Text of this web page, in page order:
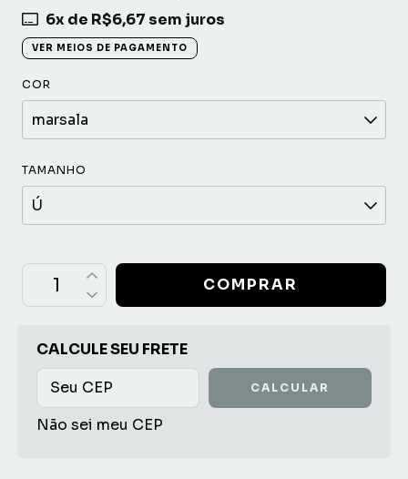
6x de R$6,67 sem juros
VER MEIOS DE PAGAMENTO
COR
TAMANHO
OPÇÕES DE FRETE
CALCULE SEU FRETE
CALCULAR
Não sei meu CEP